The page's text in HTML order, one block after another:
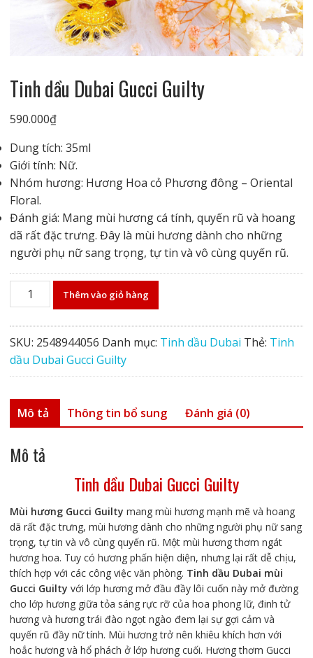
Tinh dầu Dubai Gucci Guilty
590.000₫
Dung tích: 35ml
Giới tính: Nữ.
Nhóm hương: Hương Hoa cỏ Phương đông – Oriental
Floral.
Đánh giá: Mang mùi hương cá tính, quyến rũ và hoang
dã rất đặc trưng. Đây là mùi hương dành cho những
người phụ nữ sang trọng, tự tin và vô cùng quyến rũ.
Tinh
dầu
Dubai
Gucci
Guilty
số
Thêm vào giỏ hàng
SKU: 2548944056 Danh mục: Tinh dầu Dubai Thẻ: Tinh
dầu Dubai Gucci Guilty
Mô tả Thông tin bổ sung Đánh giá (0)
Mô tả
Tinh dầu Dubai Gucci Guilty
Mùi hương Gucci Guilty mang mùi hương mạnh mẽ và hoang
dã rất đặc trưng, mùi hương dành cho những người phụ nữ sang
trọng, tự tin và vô cùng quyến rũ. Một mùi hương thơm ngát
hương hoa. Tuy có hương phấn hiện diện, nhưng lại rất dễ chịu,
thích hợp với các công việc văn phòng. Tinh dầu Dubai mùi
Gucci Guilty với lớp hương mở đầu đầy lôi cuốn này mở đường
cho lớp hương giữa tỏa sáng rực rỡ của hoa phong lữ, đinh tử
hương và hương trái đào ngọt ngào đem lại sự gợi cảm và
quyến rũ đầy nữ tính. Mùi hương trở nên khiêu khích hơn với
hoắc hương và hổ phách ở lớp hương cuối. Hương thơm Gucci